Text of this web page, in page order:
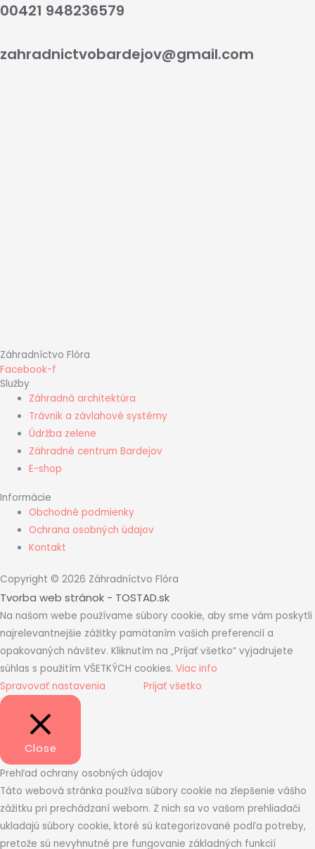
00421 948236579
zahradnictvobardejov@gmail.com
Záhradníctvo Flóra
Facebook-f
Služby
Záhradná architektúra
Trávnik a závlahové systémy
Údržba zelene
Záhradné centrum Bardejov
E-shop
Informácie
Obchodné podmienky
Ochrana osobných údajov
Kontakt
Copyright © 2026 Záhradníctvo Flóra
Tvorba web stránok - TOSTAD.sk
Na našom webe používame súbory cookie, aby sme vám poskytli
najrelevantnejšie zážitky pamätaním vašich preferencií a
opakovaných návštev. Kliknutím na „Prijať všetko“ vyjadrujete
súhlas s použitím VŠETKÝCH cookies. Viac info
Spravovať nastavenia
Prijať všetko
Close
Prehľad ochrany osobných údajov
Táto webová stránka používa súbory cookie na zlepšenie vášho
zážitku pri prechádzaní webom. Z nich sa vo vašom prehliadači
ukladajú súbory cookie, ktoré sú kategorizované podľa potreby,
pretože sú nevyhnutné pre fungovanie základných funkcií